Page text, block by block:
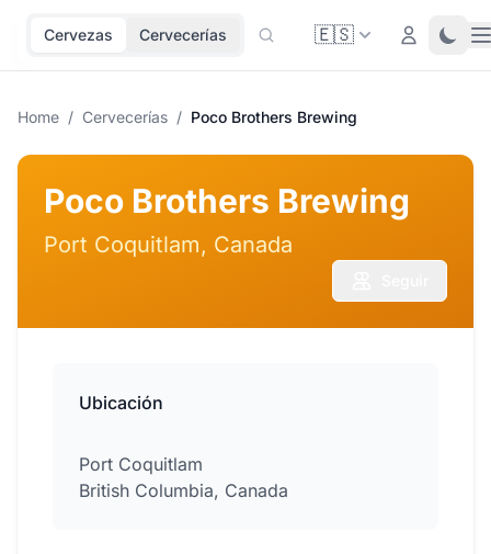
Cervezas Cervecerías 🇪🇸 Login
Home / Cervecerías / Poco Brothers Brewing
Poco Brothers Brewing
Port Coquitlam, Canada
Ubicación
Port Coquitlam
British Columbia, Canada